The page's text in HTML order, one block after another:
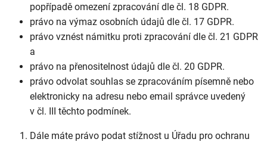
popřípadě omezení zpracování dle čl. 18 GDPR.
právo na výmaz osobních údajů dle čl. 17 GDPR.
právo vznést námitku proti zpracování dle čl. 21 GDPR
a
právo na přenositelnost údajů dle čl. 20 GDPR.
právo odvolat souhlas se zpracováním písemně nebo
elektronicky na adresu nebo email správce uvedený
v čl. III těchto podmínek.
Dále máte právo podat stížnost u Úřadu pro ochranu